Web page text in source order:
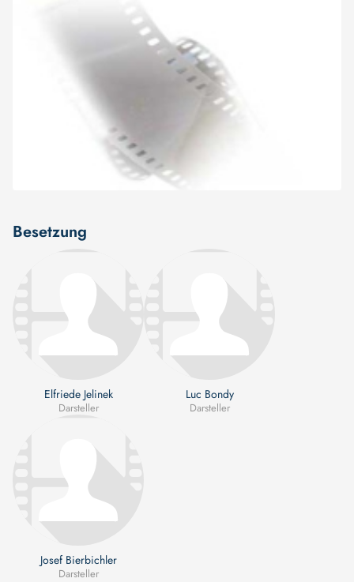
Besetzung
Elfriede Jelinek
Darsteller
Luc Bondy
Darsteller
Josef Bierbichler
Darsteller